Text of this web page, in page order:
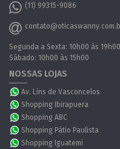
(11) 99315-9086
Segunda a Sexta: 10h00 às 19h00
Sábado: 10h00 às 15h00
NOSSAS LOJAS
Av. Lins de Vasconcelos
Shopping Ibirapuera
Shopping ABC
Shopping Pátio Paulista
Shopping Iguatemi